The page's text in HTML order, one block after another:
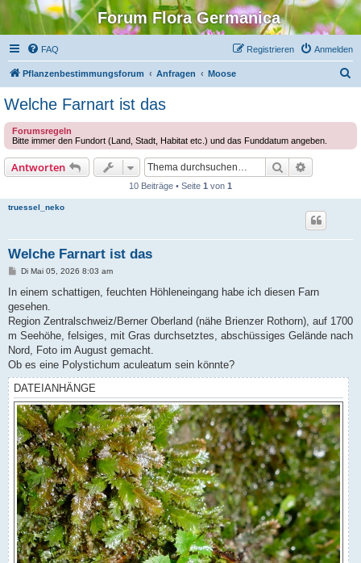
Forum Flora Germanica
FAQ Anmelden
Registrieren
Pflanzenbestimmungsforum Anfragen Moose
e
Welche Farnart ist das
Forumsregeln
Bitte immer den Fundort (Land, Stadt, Habitat etc.) und das Funddatum angeben.
Antworten Suche
10 Beiträge • Seite 1 von 1
truessel_neko
Welche Farnart ist das
B
r
a
g
Di Mai 05, 2026 8:03 am
In einem schattigen, feuchten Höhleneingang habe ich diesen Farn
gesehen.
Region Zentralschweiz/Berner Oberland (nähe Brienzer Rothorn), auf 1700
m Seehöhe, felsiges, mit Gras durchsetztes, abschüssiges Gelände nach
Nord, Foto im August gemacht.
Ob es eine Polystichum aculeatum sein könnte?
DATEIANHÄNGE